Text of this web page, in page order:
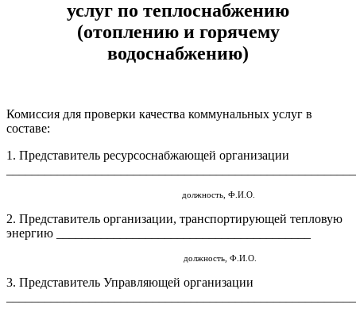
услуг по теплоснабжению
(отоплению и горячему
водоснабжению)
Комиссия для проверки качества коммунальных услуг в
составе:
1. Представитель ресурсоснабжающей организации
должность, Ф.И.О.
2. Представитель организации, транспортирующей тепловую
энергию ________________________________________
должность, Ф.И.О.
3. Представитель Управляющей организации